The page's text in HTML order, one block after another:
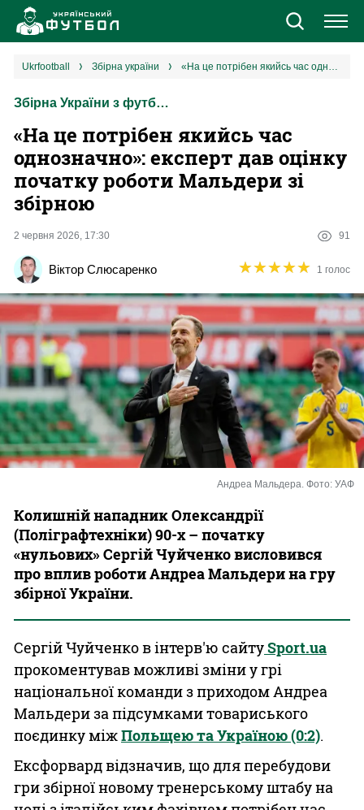
Новини
Збірна
Єврокубки
УПЛ
Різне
Букмекери
Казино
ukrfootball збірна україни «На це потрібен якийсь час однозначно»: експерт дав оцінку початку роботи Мальдери зі збірною
Збірна України з футболу
«На це потрібен якийсь час
однозначно»: експерт дав оцінку
початку роботи Мальдери зі
збірною
2 червня 2026, 17:30 91
Віктор Слюсаренко ★★★★★
★★★★★ 1 голос
Андреа Мальдера. Фото: УАФ
Колишній нападник Олександрії
(Поліграфтехніки) 90-х – початку
«нульових» Сергій Чуйченко висловився
про вплив роботи Андреа Мальдери на гру
збірної України.
Сергій Чуйченко в інтерв'ю сайтуSport.ua
прокоментував можливі зміни у грі
національної команди з приходом Андреа
Мальдери за підсумками товариського
поєдинку міжПольщею та Україною (0:2).
Ексфорвард відзначив, що для перебудови
гри збірної новому тренерському штабу на